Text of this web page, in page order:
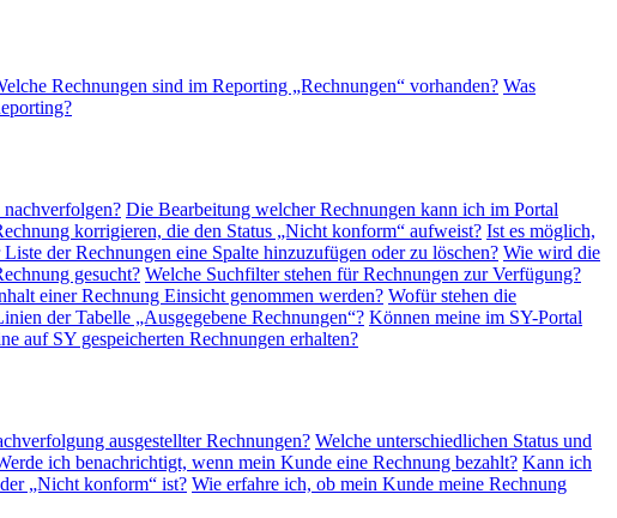
Rechnungen sind im Reporting „Rechnungen“ vorhanden? Was
Die Bearbeitung welcher Rechnungen kann ich im Portal
korrigieren, die den Status „Nicht konform“ aufweist? Ist es möglich,
der Rechnungen eine Spalte hinzuzufügen oder zu löschen? Wie wird die
gesucht? Welche Suchfilter stehen für Rechnungen zur Verfügung?
einer Rechnung Einsicht genommen werden? Wofür stehen die
der Tabelle „Ausgegebene Rechnungen“? Können meine im SY-Portal
auf SY gespeicherten Rechnungen erhalten?
ausgestellter Rechnungen? Welche unterschiedlichen Status und
ich benachrichtigt, wenn mein Kunde eine Rechnung bezahlt? Kann ich
„Nicht konform“ ist? Wie erfahre ich, ob mein Kunde meine Rechnung